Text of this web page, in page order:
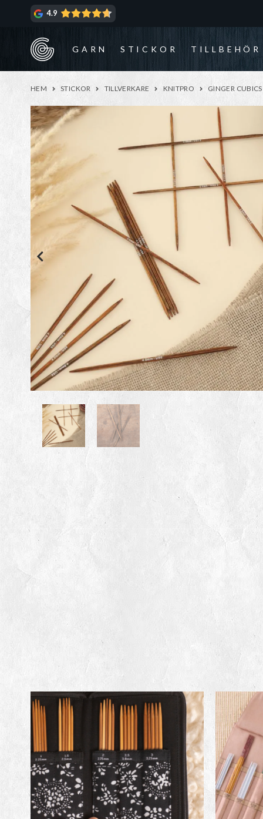
4.9
GARN STICKOR TILLBEHÖR
HEM STICKOR TILLVERKARE KNITPRO GINGER CUBICS